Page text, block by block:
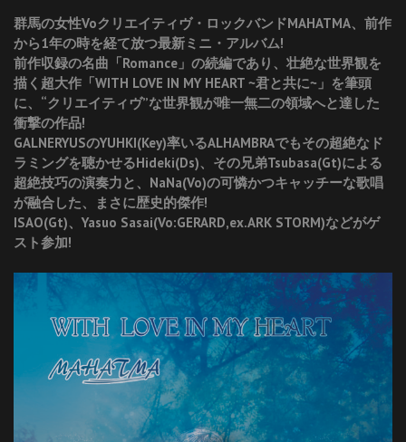
群馬の女性Voクリエイティヴ・ロックバンドMAHATMA、前作
から1年の時を経て放つ最新ミニ・アルバム!
前作収録の名曲「Romance」の続編であり、壮絶な世界観を
描く超大作「WITH LOVE IN MY HEART ~君と共に~」を筆頭
に、“クリエイティヴ”な世界観が唯一無二の領域へと達した
衝撃の作品!
GALNERYUSのYUHKI(Key)率いるALHAMBRAでもその超絶なド
ラミングを聴かせるHideki(Ds)、その兄弟Tsubasa(Gt)による
超絶技巧の演奏力と、NaNa(Vo)の可憐かつキャッチーな歌唱
が融合した、まさに歴史的傑作!
ISAO(Gt)、Yasuo Sasai(Vo:GERARD,ex.ARK STORM)などがゲ
スト参加!